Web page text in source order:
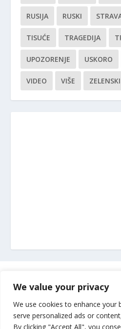
We value your privacy
We use cookies to enhance your
serve personalized ads or
By clicking "Accept All", you
RUSIJA RUSKI
TISUĆE TRAGEDIJA
UPOZORENJE USKORO
VIDEO VIŠE ZELENSKI
Impressum